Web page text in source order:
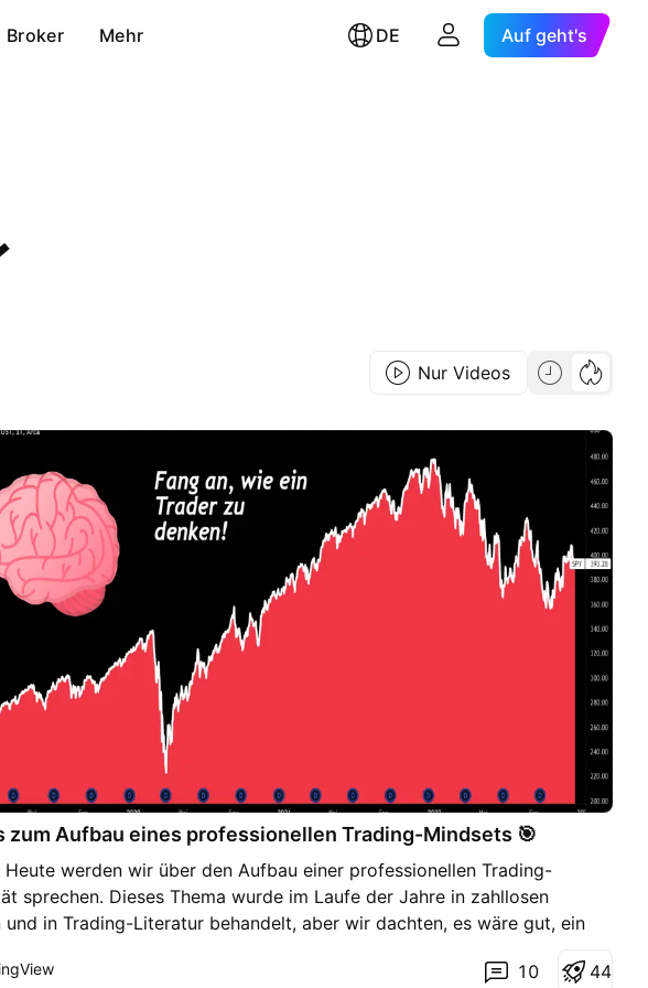
Broker Mehr DE Auf geht's
Nur Videos
zum Aufbau eines professionellen Trading-Mindsets 🎯
Heute werden wir über den Aufbau einer professionellen Trading-
sprechen. Dieses Thema wurde im Laufe der Jahre in zahllosen
und in Trading-Literatur behandelt, aber wir dachten, es wäre gut, ein
Legen wir los! 1.) Fang an, in Wahrscheinlichkeiten zu
10 44